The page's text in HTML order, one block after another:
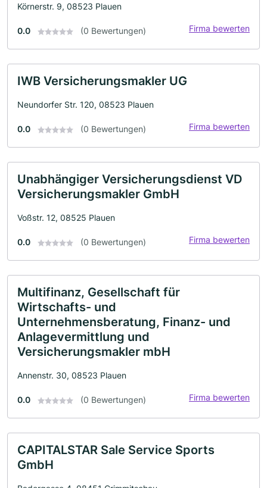
Körnerstr. 9, 08523 Plauen
0.0 (0 Bewertungen) Firma bewerten
IWB Versicherungsmakler UG
Neundorfer Str. 120, 08523 Plauen
0.0 (0 Bewertungen) Firma bewerten
Unabhängiger Versicherungsdienst VD
Versicherungsmakler GmbH
Voßstr. 12, 08525 Plauen
0.0 (0 Bewertungen) Firma bewerten
Multifinanz, Gesellschaft für
Wirtschafts- und
Unternehmensberatung, Finanz- und
Anlagevermittlung und
Versicherungsmakler mbH
Annenstr. 30, 08523 Plauen
0.0 (0 Bewertungen) Firma bewerten
CAPITALSTAR Sale Service Sports
GmbH